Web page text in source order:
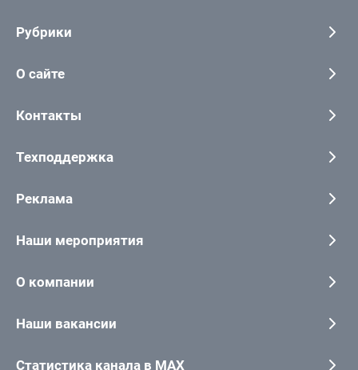
Рубрики
О сайте
Контакты
Техподдержка
Реклама
Наши мероприятия
О компании
Наши вакансии
Статистика канала в MAX